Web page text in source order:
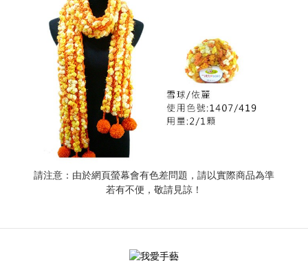
請注意：由於網頁螢幕會有色差問題，請以實際商品為準
若有不便，敬請見諒！